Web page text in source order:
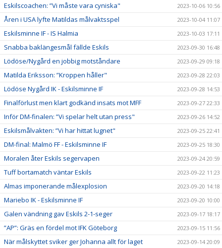
Eskilscoachen: ”Vi måste vara cyniska" 2023-10-06 10:56
Åren i USA lyfte Matildas målvaktsspel 2023-10-04 11:07
Eskilsminne IF - IS Halmia 2023-10-03 17:11
Snabba baklängesmål fällde Eskils 2023-09-30 16:48
Lödöse/Nygård en jobbig motståndare 2023-09-29 09:18
Matilda Eriksson: ”Kroppen håller" 2023-09-28 22:03
Lödöse Nygård IK - Eskilsminne IF 2023-09-28 14:53
Finalförlust men klart godkänd insats mot MFF 2023-09-27 22:33
Inför DM-finalen: ”Vi spelar helt utan press" 2023-09-26 14:52
Eskilsmålvakten: ”Vi har hittat lugnet" 2023-09-25 22:41
DM-final: Malmö FF - Eskilsminne IF 2023-09-25 18:30
Moralen åter Eskils segervapen 2023-09-24 20:59
Tuff bortamatch väntar Eskils 2023-09-22 11:23
Almas imponerande målexplosion 2023-09-20 14:18
Mariebo IK - Eskilsminne IF 2023-09-20 10:00
Galen vändning gav Eskils 2-1-seger 2023-09-17 18:17
”AP”: Gräs en fördel mot IFK Göteborg 2023-09-15 11:56
När målskyttet sviker ger Johanna allt för laget 2023-09-14 20:09